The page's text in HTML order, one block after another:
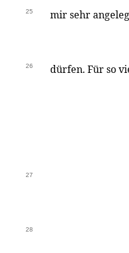
25 mir sehr
26 dürfen. Für so
27
28